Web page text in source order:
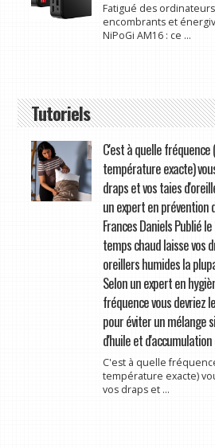
Fatigué des
encombrants et
NiPoGi AM16 : ce ...
Tutoriels
C'est à quelle fréquence
température exacte)
draps et vos taies
un expert en prévention
Frances Daniels Publié
temps chaud laisse vos
oreillers humides la
Selon un expert en
fréquence vous devriez
pour éviter un mélange
d'huile et
C'est à quelle
température exacte)
vos draps et ...